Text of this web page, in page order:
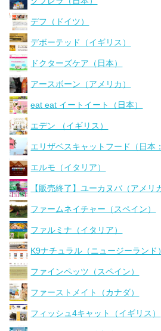
デフ（ドイツ）
デボーテッド（イギリス）
ドクターズケア（日本）
アースボーン（アメリカ）
eat eat イートイート（日本）
エデン （イギリス）
エリザベスキャットフード（日本
エルモ（イタリア）
【販売終了】ユーカヌバ（アメリ
ファームネイチャー（スペイン）
ファルミナ（イタリア）
K9ナチュラル（ニュージーランド）
ファインペッツ（スペイン）
ファーストメイト（カナダ）
フィッシュ4キャット（イギリス）